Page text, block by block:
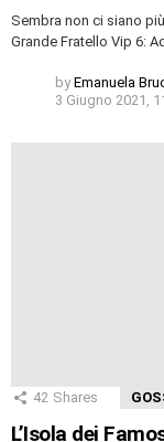
Sembra non ci siano
Grande Fratello Vip 6:
by Emanuela
3 Giugno 2021,
42 Shares
L’Isola dei